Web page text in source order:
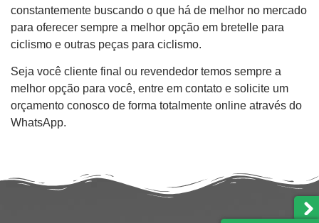
constantemente buscando o que há de melhor no mercado
para oferecer sempre a melhor opção em bretelle para
ciclismo e outras peças para ciclismo.
Seja você cliente final ou revendedor temos sempre a
melhor opção para você, entre em contato e solicite um
orçamento conosco de forma totalmente online através do
WhatsApp.